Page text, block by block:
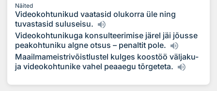
Näited
Videokohtunikud vaatasid olukorra üle ning
tuvastasid suluseisu.
Videokohtunikuga konsulteerimise järel jäi jõusse
peakohtuniku algne otsus – penaltit pole.
Maailmameistrivõistlustel kulges koostöö väljaku-
ja videokohtunike vahel peaaegu tõrgeteta.